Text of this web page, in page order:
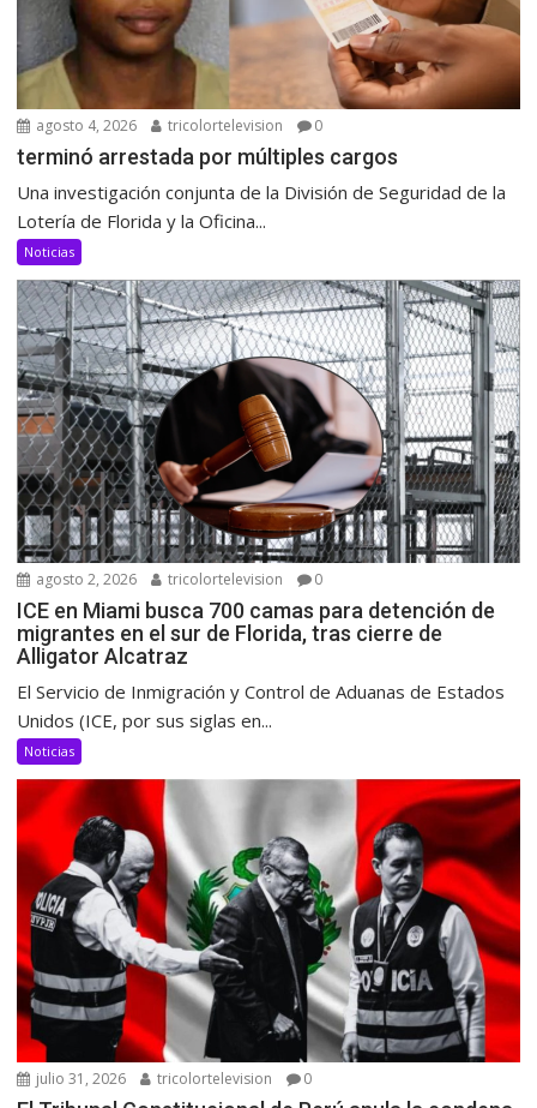
agosto 4, 2026 tricolortelevision 0
terminó arrestada por múltiples cargos
Una investigación conjunta de la División de Seguridad de la
Lotería de Florida y la Oficina...
Noticias
agosto 2, 2026 tricolortelevision 0
ICE en Miami busca 700 camas para detención de
migrantes en el sur de Florida, tras cierre de
Alligator Alcatraz
El Servicio de Inmigración y Control de Aduanas de Estados
Unidos (ICE, por sus siglas en...
Noticias
julio 31, 2026 tricolortelevision 0